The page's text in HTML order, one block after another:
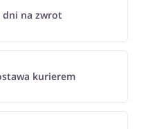
dni na zwrot
kurierem